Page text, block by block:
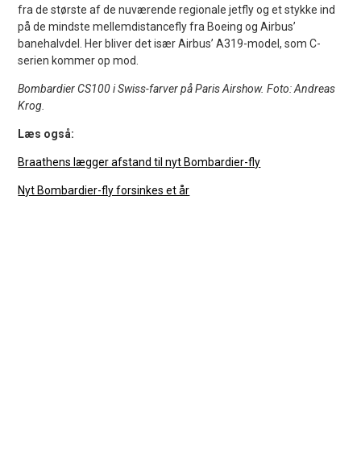
fra de største af de nuværende regionale jetfly og et stykke ind
på de mindste mellemdistancefly fra Boeing og Airbus’
banehalvdel. Her bliver det især Airbus’ A319-model, som C-
serien kommer op mod.
Bombardier CS100 i Swiss-farver på Paris Airshow. Foto: Andreas
Krog.
Læs også:
Braathens lægger afstand til nyt Bombardier-fly
Nyt Bombardier-fly forsinkes et år